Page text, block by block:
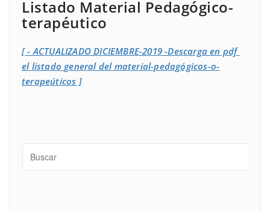
Listado Material Pedagógico-
terapéutico
[ - ACTUALIZADO DICIEMBRE-2019 -Descarga en pdf
el listado general del material-pedagógicos-o-
terapeúticos ]